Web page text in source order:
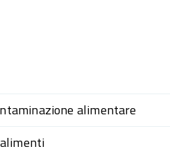
alimentare